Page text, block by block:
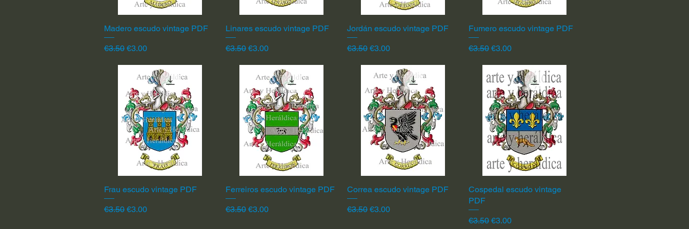
Quick View
Madero escudo vintage PDF
Regular Price
€3.50 Sale Price
€3.00
Quick View
Linares escudo vintage PDF
Regular Price
€3.50 Sale Price
€3.00
Quick View
Jordán escudo vintage PDF
Regular Price
€3.50 Sale Price
€3.00
Quick View
Fumero escudo vintage PDF
Regular Price
€3.50 Sale Price
€3.00
Quick View
Frau escudo vintage PDF
Regular Price
€3.50 Sale Price
€3.00
Quick View
Ferreiros escudo vintage PDF
Regular Price
€3.50 Sale Price
€3.00
Quick View
Correa escudo vintage PDF
Regular Price
€3.50 Sale Price
€3.00
Quick View
Cospedal escudo vintage
PDF
Regular Price
€3.50 Sale Price
€3.00